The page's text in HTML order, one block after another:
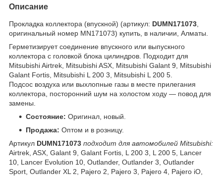
Описание
Прокладка коллектора (впускной) (артикул: DUMN171073
оригинальный номер MN171073) купить, в наличии, Алматы.
Герметизирует соединение впускного или выпускного
коллектора с головкой блока цилиндров. Подходит для
Mitsubishi Airtrek, Mitsubishi ASX, Mitsubishi Galant 9, Mitsubishi
Galant Fortis, Mitsubishi L 200 3, Mitsubishi L 200 5.
Подсос воздуха или выхлопные газы в месте прилегания
коллектора, посторонний шум на холостом ходу — повод для
замены.
Состояние: Оригинал, новый.
Продажа: Оптом и в розницу.
Артикул DUMN171073 подходит для автомобилей Mitsubishi:
Airtrek, ASX, Galant 9, Galant Fortis, L 200 3, L 200 5, Lancer
10, Lancer Evolution 10, Outlander, Outlander 3, Outlander
Sport, Outlander XL 2, Pajero 2, Pajero 3, Pajero 4, Pajero iO,